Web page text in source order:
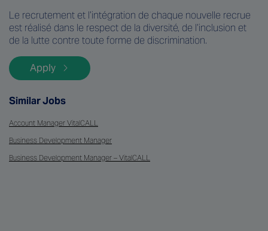
Le recrutement et l’intégration de chaque nouvelle recrue
est réalisé dans le respect de la diversité, de l’inclusion et
de la lutte contre toute forme de discrimination.
Apply
Similar Jobs
Account Manager VitalCALL
Business Development Manager
Business Development Manager – VitalCALL